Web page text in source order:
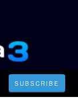
SUBSCRIBE